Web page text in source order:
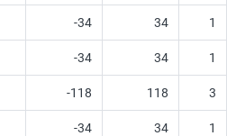
-34 34 1
-34 34 1
-118 118 3
-34 34 1